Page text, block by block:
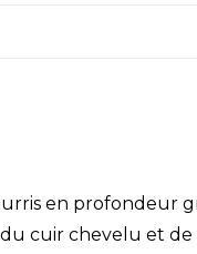
en profondeur
cuir chevelu et de